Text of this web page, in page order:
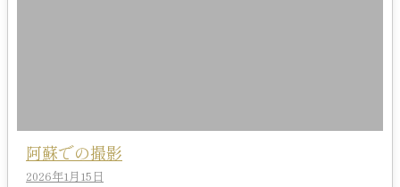
阿蘇での撮影
2026年1月15日